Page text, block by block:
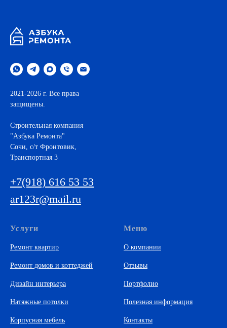
2021-2026 г. Все права
защищены.
Строительная компания
"Азбука Ремонта"
Cочи, с/т Фронтовик,
Транспортная 3
+7(918) 616 53 53
ar123r@mail.ru
Услуги
Ремонт квартир
Ремонт домов и коттеджей
Дизайн интерьера
Натяжные потолки
Корпусная мебель
Меню
О компании
Отзывы
Портфолио
Полезная информация
Контакты